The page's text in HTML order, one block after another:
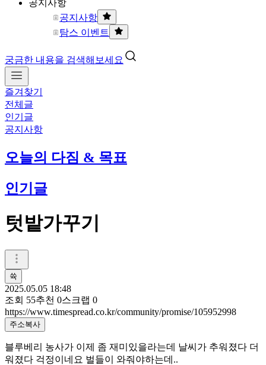
공지사항
공지사항
탐스 이벤트
궁금한 내용을 검색해보세요
즐겨찾기
전체글
인기글
공지사항
오늘의 다짐 & 목표
인기글
텃밭가꾸기
쓕
2025.05.05 18:48
조회 55추천 0스크랩 0
https://www.timespread.co.kr/community/promise/105952998
주소복사
블루베리 농사가 이제 좀 재미있을라는데 날씨가 추워졌다 더
워졌다 걱정이네요 벌들이 와줘야하는데..